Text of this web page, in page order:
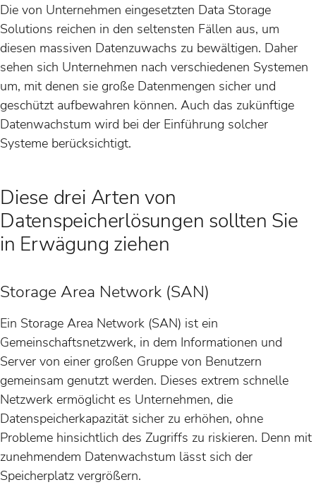
Die von Unternehmen eingesetzten Data Storage
Solutions reichen in den seltensten Fällen aus, um
diesen massiven Datenzuwachs zu bewältigen. Daher
sehen sich Unternehmen nach verschiedenen Systemen
um, mit denen sie große Datenmengen sicher und
geschützt aufbewahren können. Auch das zukünftige
Datenwachstum wird bei der Einführung solcher
Systeme berücksichtigt.
Diese drei Arten von
Datenspeicherlösungen sollten Sie
in Erwägung ziehen
Storage Area Network (SAN)
Ein Storage Area Network (SAN) ist ein
Gemeinschaftsnetzwerk, in dem Informationen und
Server von einer großen Gruppe von Benutzern
gemeinsam genutzt werden. Dieses extrem schnelle
Netzwerk ermöglicht es Unternehmen, die
Datenspeicherkapazität sicher zu erhöhen, ohne
Probleme hinsichtlich des Zugriffs zu riskieren. Denn mit
zunehmendem Datenwachstum lässt sich der
Speicherplatz vergrößern.